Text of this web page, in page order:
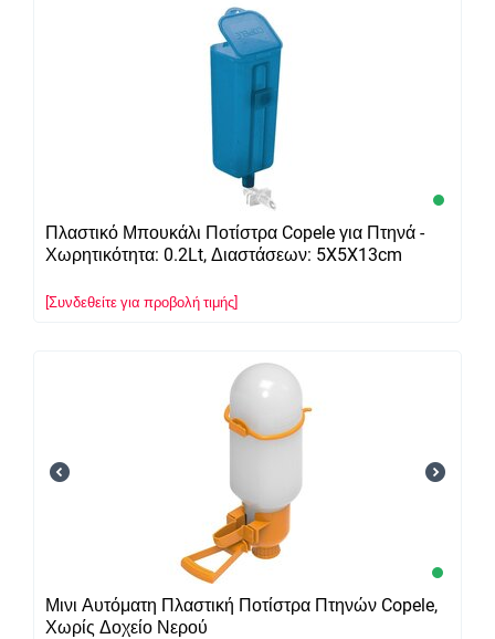
Πλαστικό Μπουκάλι Ποτίστρα Copele για Πτηνά -
Χωρητικότητα: 0.2Lt, Διαστάσεων: 5X5X13cm
[Συνδεθείτε για προβολή τιμής]
Μινι Αυτόματη Πλαστική Ποτίστρα Πτηνών Copele,
Χωρίς Δοχείο Νερού